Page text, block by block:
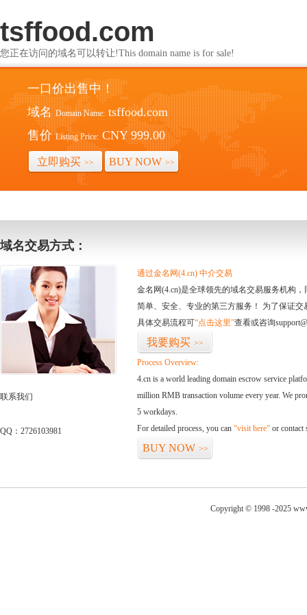
tsffood.com
您正在访问的域名可以转让!This domain name is for sale!
一口价出售中！
域名 Domain Name: tsffood.com
售价 Listing Price: CNY 999.00
立即购买 >> BUY NOW >>
域名交易方式：
联系我们
QQ：2726103981
通过金名网(4.cn) 中介交易
金名网(4.cn)是全球领先的域名交易服务机构
简单、安全、专业的第三方服务！ 为了保证
具体交易流程可“点击这里”查看或咨询
我要购买 >>
Process Overview:
4.cn is a world leading domain escrow service
million RMB transaction volume every year. We
5 workdays.
For detailed process, you can “visit here” or contact
BUY NOW >>
Copyright © 1998 -2025